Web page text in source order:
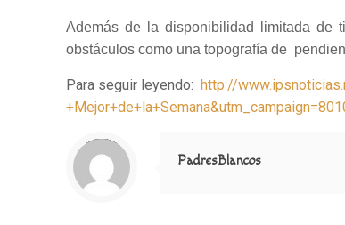
Además de la disponibilidad limitada de
obstáculos como una topografía de
Para seguir leyendo:http://
Notice
: Trying to access array offset on value of type null in
/home/misioner/public_html/padresblancos/themes/betheme/includes/content-single.php
on line
286
PadresBlancos